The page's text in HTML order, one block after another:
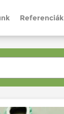
Referenciák